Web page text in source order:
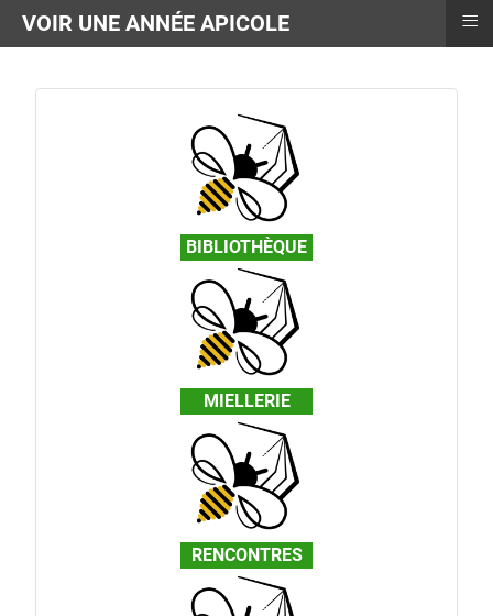
BIBLIOTHÈQUE
MIELLERIE
RENCONTRES
VOIR UNE ANNÉE APICOLE ≡